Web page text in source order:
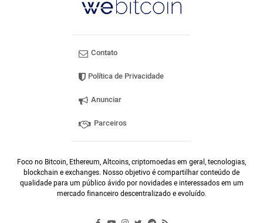
Contato
Política de Privacidade
Anunciar
Parceiros
Foco no Bitcoin, Ethereum, Altcoins, criptomoedas em geral, tecnologias,
blockchain e exchanges. Nosso objetivo é compartilhar conteúdo de
qualidade para um público ávido por novidades e interessados em um
mercado financeiro descentralizado e evoluído.